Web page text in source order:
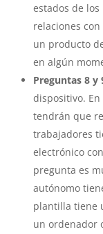
estados de
relaciones
un producto
en algún
Preguntas 8 y
dispositivo.
tendrán que
trabajadores
electrónico
pregunta es
autónomo
plantilla tiene
un ordenador